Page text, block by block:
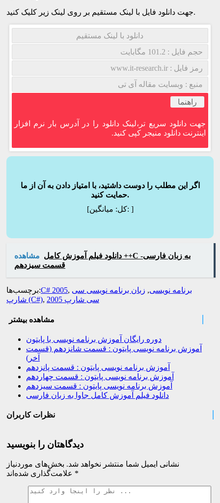
جهت دانلود فایل با لینک مستقیم بر روی لینک زیر کلیک کنید.
دانلود با لینک مستقیم
حجم فایل : 101.2 مگابایت
رمز فایل : www.it-research.ir
منبع : وبسایت مقاله آی تی
راهنما
جهت دانلود سریع تر،لینک دانلود را در آدرس بار نرم افزار
اینترنت دانلود منیجر کپی کنید.
اگر این مطلب را دوست داشتید، با امتیاز دادن به آن از ما
حمایت کنید.
[کل:میانگین: ]
مشاهده دانلود فیلم آموزش کامل ++C به زبان فارسی-
قسمت سیزدهم
برچسب‌ها:C# 2005, برنامه نویسی, زبان برنامه نویسی سی
شارپ (C#), سی شارپ 2005
مشاهده بیشتر
دوره رایگان آموزش برنامه نویسی با پایتون
آموزش برنامه نویسی پایتون : قسمت شانزدهم (قسمت
آخر)
آموزش برنامه نویسی پایتون : قسمت پانزدهم
آموزش برنامه نویسی پایتون : قسمت چهاردهم
آموزش برنامه نویسی پایتون : قسمت سیزدهم
دانلود فیلم آموزش کامل جاوا به زبان فارسی
نظرات کاربران
دیدگاهتان را بنویسید
نشانی ایمیل شما منتشر نخواهد شد. بخش‌های موردنیاز
*